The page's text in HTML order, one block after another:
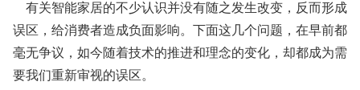
有关智能家居的不少认识并没有随之发生改变，反而形成
误区，给消费者造成负面影响。下面这几个问题，在早前都
毫无争议，如今随着技术的推进和理念的变化，却都成为需
要我们重新审视的误区。